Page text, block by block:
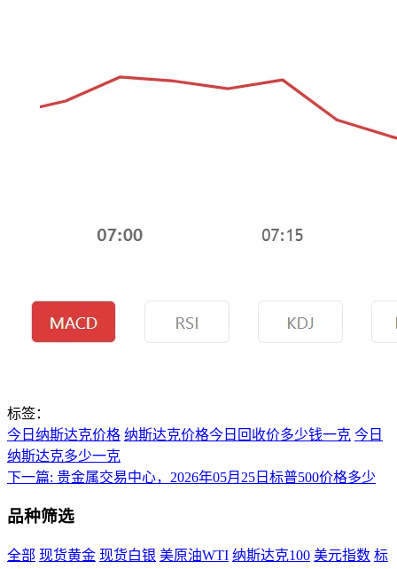
标签：
今日纳斯达克价格 纳斯达克价格今日回收价多少钱一克 今日
纳斯达克多少一克
下一篇: 贵金属交易中心，2026年05月25日标普500价格多少
品种筛选
全部 现货黄金 现货白银 美原油WTI 纳斯达克100 美元指数 标